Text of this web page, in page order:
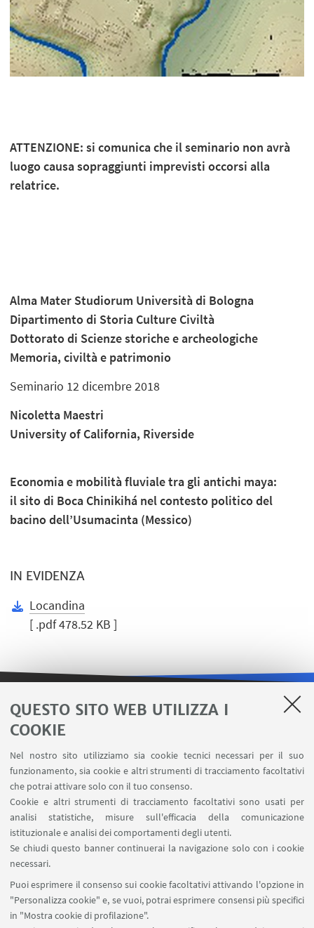
QUESTO SITO WEB UTILIZZA I
COOKIE
Nel nostro sito utilizziamo sia cookie tecnici necessari per il suo
funzionamento, sia cookie e altri strumenti di tracciamento facoltativi
che potrai attivare solo con il tuo consenso.
Cookie e altri strumenti di tracciamento facoltativi sono usati per
analisi statistiche, misure sull'efficacia della comunicazione
istituzionale e analisi dei comportamenti degli utenti.
Se chiudi questo banner continuerai la navigazione solo con i cookie
necessari.
Puoi esprimere il consenso sui cookie facoltativi attivando l'opzione in
"Personalizza cookie" e, se vuoi, potrai esprimere consensi più specifici
in "Mostra cookie di profilazione".
ATTENZIONE: si comunica che il seminario non avrà
luogo causa sopraggiunti imprevisti occorsi alla
relatrice.
Alma Mater Studiorum Università di Bologna
Dipartimento di Storia Culture Civiltà
Dottorato di Scienze storiche e archeologiche
Memoria, civiltà e patrimonio
Seminario 12 dicembre 2018
Nicoletta Maestri
University of California, Riverside
Economia e mobilità fluviale tra gli antichi maya:
il sito di Boca Chinikihá nel contesto politico del
bacino dell’Usumacinta (Messico)
IN EVIDENZA
Locandina
[ .pdf 478.52 KB ]
LINK UTILI
Contatti
Carta dei servizi
SEGUI IL DIPARTIMENTO SU:
SEGUI UNIBO SU: